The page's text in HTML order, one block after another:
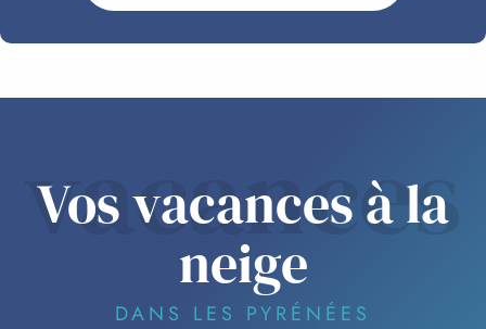
vacances
Vos vacances à la
neige
DANS LES PYRÉNÉES